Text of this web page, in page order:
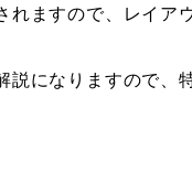
ますので、レイア
説になりますので、